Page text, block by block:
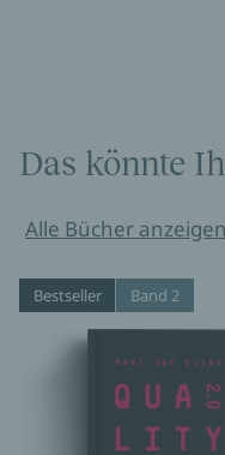
Das könnte
Alle Bücher anzeigen
Bestseller Band 2